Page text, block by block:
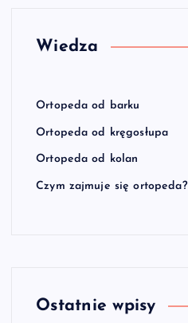
Wiedza
Ortopeda od barku
Ortopeda od kręgosłupa
Ortopeda od kolan
Czym zajmuje się ortopeda?
Ostatnie wpisy